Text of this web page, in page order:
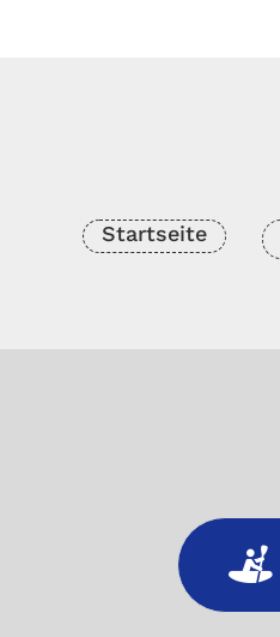
Startseite